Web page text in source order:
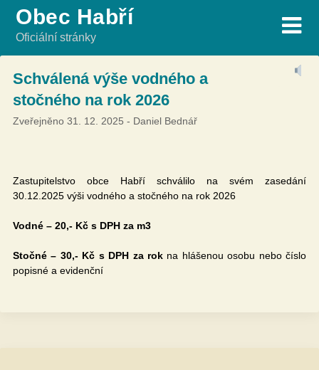
Skip
content
Obec Habří
Oficiální stránky
Schválená výše vodného a
stočného na rok 2026
Zveřejněno 31. 12. 2025 - Daniel Bednář
Zastupitelstvo obce Habří schválilo na svém zasedání
30.12.2025 výši vodného a stočného na rok 2026
Vodné – 20,- Kč s DPH za m3
Stočné – 30,- Kč s DPH za rokna hlášenou osobu nebo číslo
popisné a evidenční